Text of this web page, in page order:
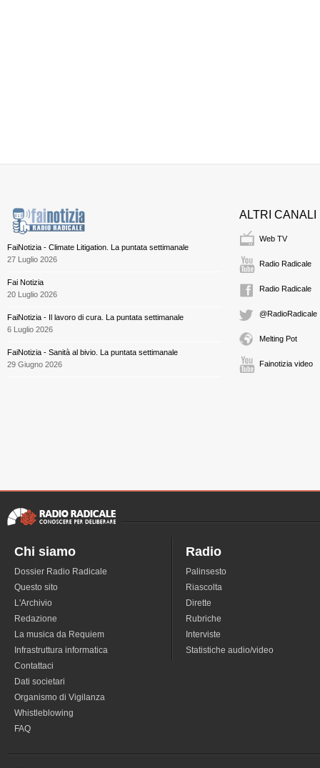
FaiNotizia - Climate Litigation. La puntata settimanale
27 Luglio 2026
Fai Notizia
20 Luglio 2026
FaiNotizia - Il lavoro di cura. La puntata settimanale
6 Luglio 2026
FaiNotizia - Sanità al bivio. La puntata settimanale
29 Giugno 2026
ALTRI CANALI
Web TV
Radio Radicale
Radio Radicale
@RadioRadicale
Melting Pot
Fainotizia video
Chi siamo
Dossier Radio Radicale
Questo sito
L'Archivio
Redazione
La musica da Requiem
Infrastruttura informatica
Contattaci
Dati societari
Organismo di Vigilanza
Whistleblowing
FAQ
Radio
Palinsesto
Riascolta
Dirette
Rubriche
Interviste
Statistiche audio/video